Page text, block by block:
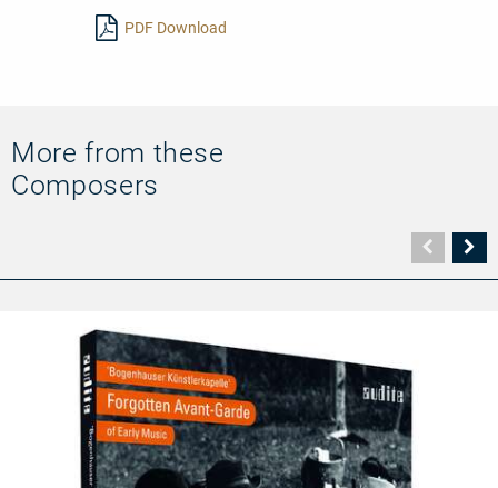
PDF Download
More from these
Composers
Seite